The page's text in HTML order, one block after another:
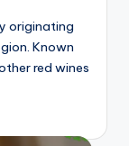
originating
Known
red wines